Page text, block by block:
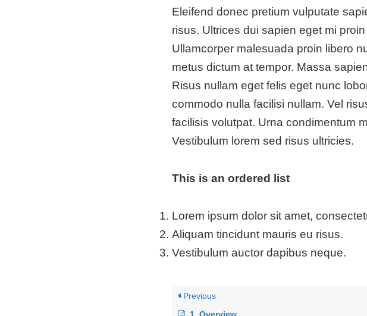
Eleifend donec pretium vulputate
risus. Ultrices dui sapien eget mi
Ullamcorper malesuada proin libero
metus dictum at tempor. Massa
Risus nullam eget felis eget nunc
commodo nulla facilisi nullam. Vel
facilisis volutpat. Urna condimentum
Vestibulum lorem sed risus ultricies.
This is an ordered list
Lorem ipsum dolor sit amet,
Aliquam tincidunt mauris eu risus.
Vestibulum auctor dapibus neque.
Previous